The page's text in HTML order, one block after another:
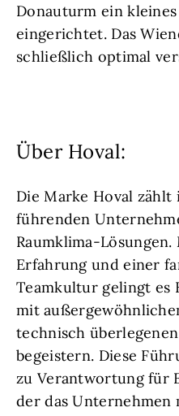
Donauturm ein
eingerichtet. Das
schließlich optimal
Über Hoval:
Die Marke Hoval
führenden
Raumklima-
Erfahrung und einer
Teamkultur gelingt es
mit
technisch
begeistern. Diese
zu Verantwortung für
der das